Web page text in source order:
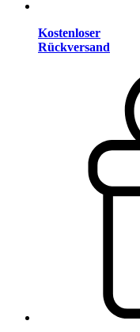
Kostenloser
Rückversand